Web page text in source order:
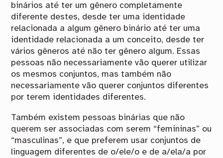
binários até ter um gênero completamente
diferente destes, desde ter uma identidade
relacionada a algum gênero binário até ter uma
identidade relacionada a um conceito, desde ter
vários gêneros até não ter gênero algum. Essas
pessoas não necessariamente vão querer utilizar
os mesmos conjuntos, mas também não
necessariamente vão querer conjuntos diferentes
por terem identidades diferentes.
Também existem pessoas binárias que não
querem ser associadas com serem “femininas” ou
“masculinas”, e que preferem usar conjuntos de
linguagem diferentes de o/ele/o e de a/ela/a por